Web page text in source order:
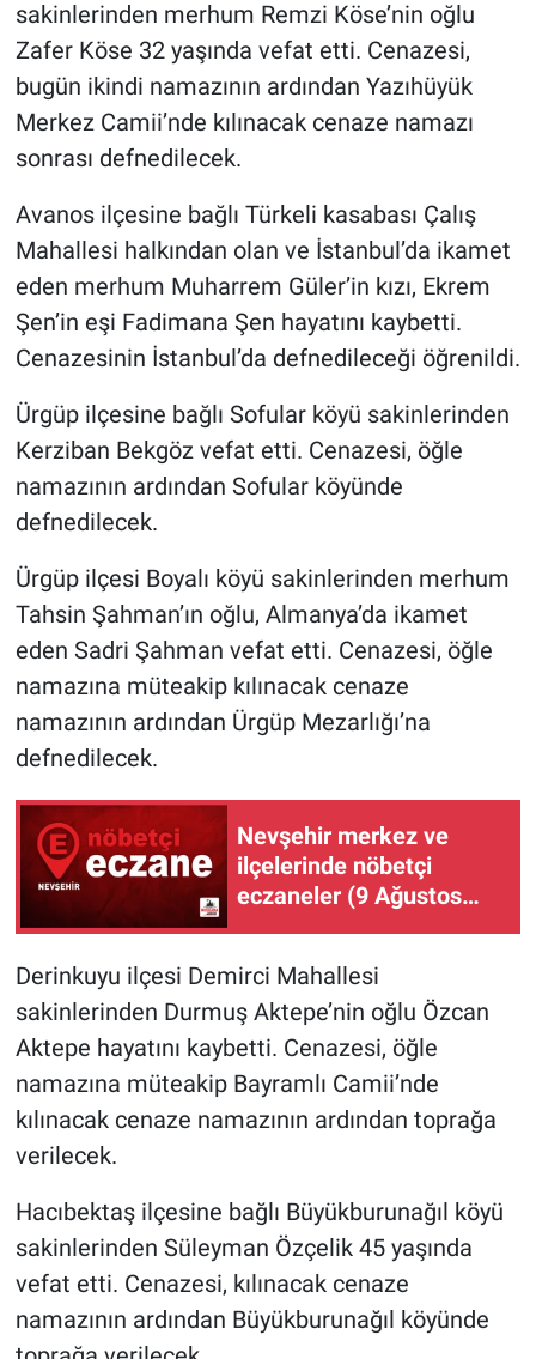
sakinlerinden merhum Remzi Köse’nin oğlu
Zafer Köse 32 yaşında vefat etti. Cenazesi,
bugün ikindi namazının ardından Yazıhüyük
Merkez Camii’nde kılınacak cenaze namazı
sonrası defnedilecek.
Avanos ilçesine bağlı Türkeli kasabası Çalış
Mahallesi halkından olan ve İstanbul’da ikamet
eden merhum Muharrem Güler’in kızı, Ekrem
Şen’in eşi Fadimana Şen hayatını kaybetti.
Cenazesinin İstanbul’da defnedileceği öğrenildi.
Ürgüp ilçesine bağlı Sofular köyü sakinlerinden
Kerziban Bekgöz vefat etti. Cenazesi, öğle
namazının ardından Sofular köyünde
defnedilecek.
Ürgüp ilçesi Boyalı köyü sakinlerinden merhum
Tahsin Şahman’ın oğlu, Almanya’da ikamet
eden Sadri Şahman vefat etti. Cenazesi, öğle
namazına müteakip kılınacak cenaze
namazının ardından Ürgüp Mezarlığı’na
defnedilecek.
Nevşehir merkez ve
ilçelerinde nöbetçi
eczaneler (9 Ağustos
Derinkuyu ilçesi Demirci Mahallesi
sakinlerinden Durmuş Aktepe’nin oğlu Özcan
Aktepe hayatını kaybetti. Cenazesi, öğle
namazına müteakip Bayramlı Camii’nde
kılınacak cenaze namazının ardından toprağa
verilecek.
Hacıbektaş ilçesine bağlı Büyükburunağıl köyü
sakinlerinden Süleyman Özçelik 45 yaşında
vefat etti. Cenazesi, kılınacak cenaze
namazının ardından Büyükburunağıl köyünde